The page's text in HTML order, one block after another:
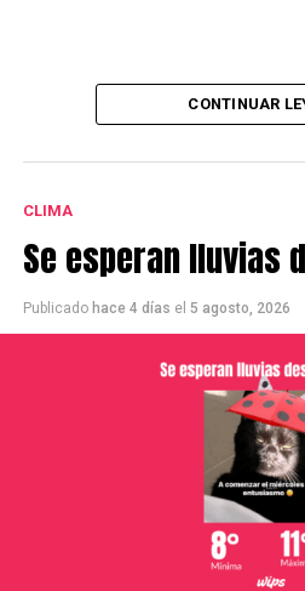
CONTINUAR
CLIMA
Se esperan lluvias
Publicado hace 4 días el 5 agosto, 2026